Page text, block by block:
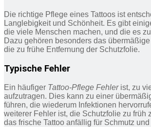
Die richtige Pflege eines Tattoos ist
Langlebigkeit und Schönheit. Es gibt
die viele Menschen machen, und die es
Dazu gehören besonders das
die zu frühe Entfernung der Schutzfolie.
Typische Fehler
Ein häufiger Tattoo-Pflege Fehlerist, zu
aufzutragen. Dies kann zu einer
führen, die wiederum Infektionen
weiterer Fehler ist, die Schutzfolie zu früh
das frische Tattoo anfällig für Schmutz